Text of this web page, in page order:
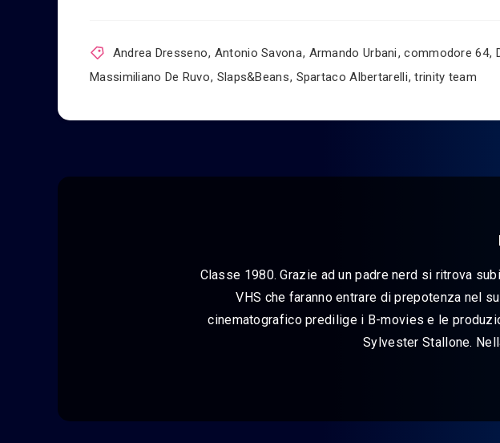
Andrea Dresseno, Antonio Savona, Armando Urbani,commodore 64,
Massimiliano De Ruvo, Slaps&Beans, Spartaco Albertarelli,trinity team
Classe 1980. Grazie ad un padre nerd si ritrova
VHS che faranno entrare di prepotenza nel
cinematografico predilige i B-movies e le
Sylvester Stallone.